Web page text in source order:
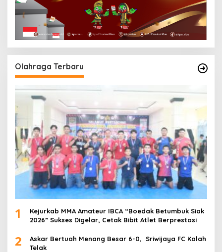
Olahraga Terbaru
1
Kejurkab MMA Amateur IBCA “Boedak Betumbuk Siak
2026” Sukses Digelar, Cetak Bibit Atlet Berprestasi
2
Askar Bertuah Menang Besar 6-0, Sriwijaya FC Kalah
Telak